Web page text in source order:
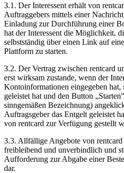
3.1. Der Interessent erhält von
Auftraggebers mittels einer
Einladung zur Durchführung einer
hat der Interessent die Möglichkeit,
selbstständig über einen Link auf
Plattform zu starten.
3.2. Der Vertrag zwischen rentcard
erst wirksam zustande, wenn der
Kontoinformationen eingegeben hat,
geleistet hat und den Button
sinngemäßen Bezeichnung)
Auftragsgeber das Entgelt geleistet
von rentcard zur Verfügung gestellt
3.3. Allfällige Angebote von rentcard
freibleibend und unverbindlich und
Aufforderung zur Abgabe einer
dar.